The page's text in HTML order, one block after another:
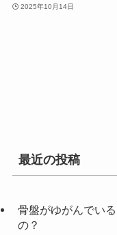
2025年10月14日
最近の投稿
骨盤がゆがんでい
の？